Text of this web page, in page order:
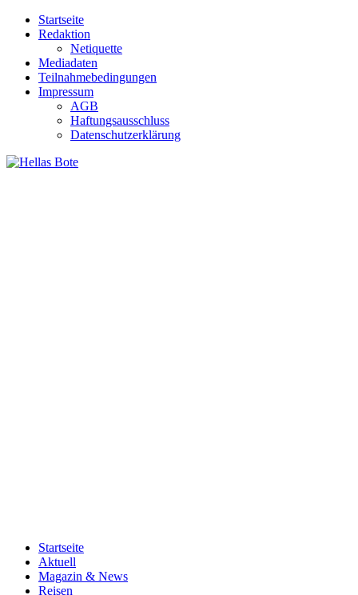
Zum
Inhalt
Startseite
Redaktion
Netiquette
Mediadaten
Teilnahmebedingungen
Impressum
AGB
Haftungsausschluss
Datenschutzerklärung
Startseite
Aktuell
Magazin & News
Reisen